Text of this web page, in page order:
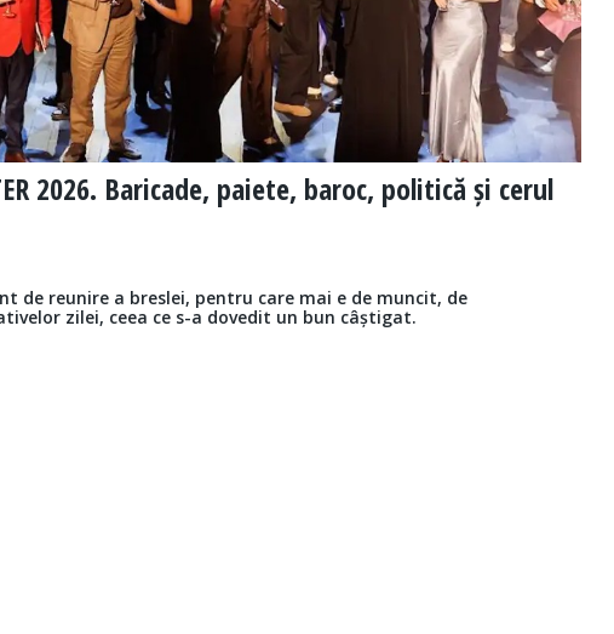
2026. Baricade, paiete, baroc, politică și cerul
de reunire a breslei, pentru care mai e de muncit, de
zilei, ceea ce s-a dovedit un bun câștigat.